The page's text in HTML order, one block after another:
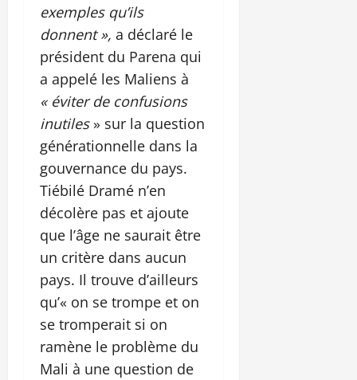
exemples qu’ils
donnent », a déclaré le
président du Parena qui
a appelé les Maliens à
« éviter de confusions
inutiles» sur la question
générationnelle dans la
gouvernance du pays.
Tiébilé Dramé n’en
décolère pas et ajoute
que l’âge ne saurait être
un critère dans aucun
pays. Il trouve d’ailleurs
qu’« on se trompe et on
se tromperait si on
ramène le problème du
Mali à une question de